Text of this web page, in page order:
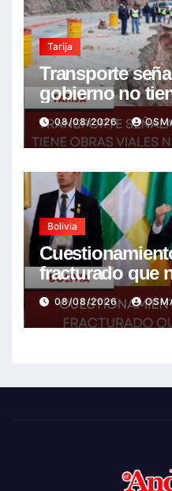
Tarija
Transporte
gobierno no
nuevas que la
anterior gestión
08/08/2026
Bolivia
fracturado que
soluciones a la
08/08/2026